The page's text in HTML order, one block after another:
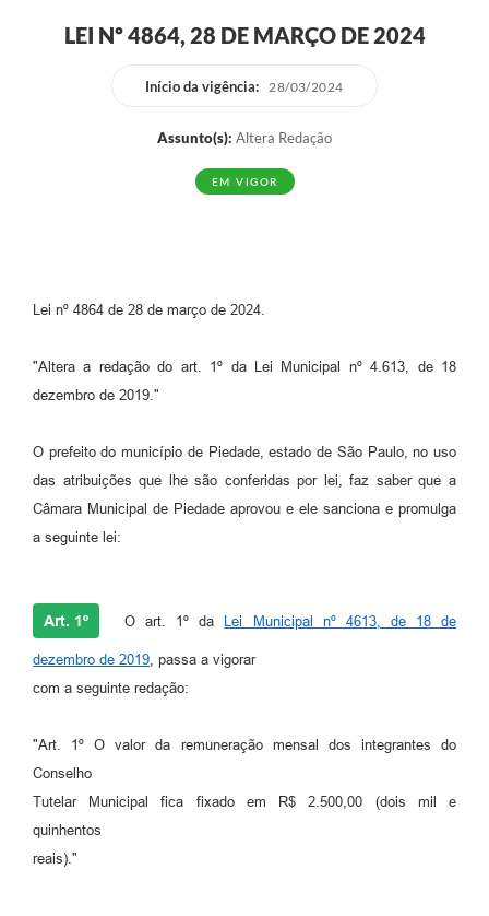
LEI Nº 4864, 28 DE MARÇO DE 2024
Início da vigência: 28/03/2024
Assunto(s): Altera Redação
EM VIGOR
Lei nº 4864 de 28 de março de 2024.
"Altera a redação do art. 1º da Lei Municipal nº 4.613, de 18
dezembro de 2019."
O prefeito do município de Piedade, estado de São Paulo, no uso
das atribuições que lhe são conferidas por lei, faz saber que a
Câmara Municipal de Piedade aprovou e ele sanciona e promulga
a seguinte lei:
Art. 1º O art. 1º da Lei Municipal nº 4613, de 18 de
dezembro de 2019 , passa a vigorar
com a seguinte redação:
"Art. 1º O valor da remuneração mensal dos integrantes do
Conselho
Tutelar Municipal fica fixado em R$ 2.500,00 (dois mil e
quinhentos
reais)."